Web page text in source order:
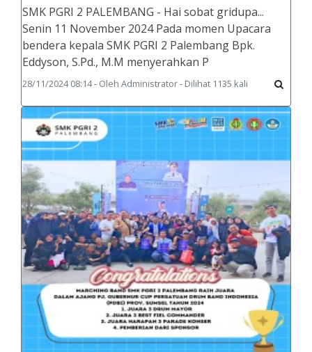
SMK PGRI 2 PALEMBANG - Hai sobat gridupa...
Senin 11 November 2024 Pada momen Upacara
bendera kepala SMK PGRI 2 Palembang Bpk.
Eddyson, S.Pd., M.M menyerahkan P
28/11/2024 08:14 - Oleh Administrator - Dilihat 1135 kali